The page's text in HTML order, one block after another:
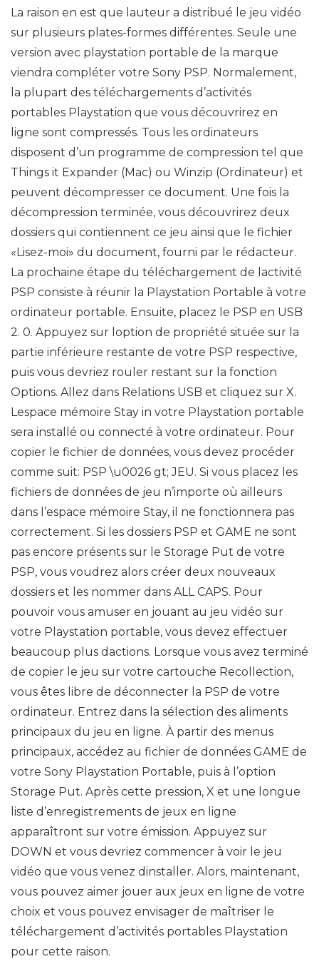
La raison en est que lauteur a distribué le jeu vidéo
sur plusieurs plates-formes différentes. Seule une
version avec playstation portable de la marque
viendra compléter votre Sony PSP. Normalement,
la plupart des téléchargements d’activités
portables Playstation que vous découvrirez en
ligne sont compressés. Tous les ordinateurs
disposent d’un programme de compression tel que
Things it Expander (Mac) ou Winzip (Ordinateur) et
peuvent décompresser ce document. Une fois la
décompression terminée, vous découvrirez deux
dossiers qui contiennent ce jeu ainsi que le fichier
«Lisez-moi» du document, fourni par le rédacteur.
La prochaine étape du téléchargement de lactivité
PSP consiste à réunir la Playstation Portable à votre
ordinateur portable. Ensuite, placez le PSP en USB
2. 0. Appuyez sur loption de propriété située sur la
partie inférieure restante de votre PSP respective,
puis vous devriez rouler restant sur la fonction
Options. Allez dans Relations USB et cliquez sur X.
Lespace mémoire Stay in votre Playstation portable
sera installé ou connecté à votre ordinateur. Pour
copier le fichier de données, vous devez procéder
comme suit: PSP \u0026 gt; JEU. Si vous placez les
fichiers de données de jeu n’importe où ailleurs
dans l’espace mémoire Stay, il ne fonctionnera pas
correctement. Si les dossiers PSP et GAME ne sont
pas encore présents sur le Storage Put de votre
PSP, vous voudrez alors créer deux nouveaux
dossiers et les nommer dans ALL CAPS. Pour
pouvoir vous amuser en jouant au jeu vidéo sur
votre Playstation portable, vous devez effectuer
beaucoup plus dactions. Lorsque vous avez terminé
de copier le jeu sur votre cartouche Recollection,
vous êtes libre de déconnecter la PSP de votre
ordinateur. Entrez dans la sélection des aliments
principaux du jeu en ligne. À partir des menus
principaux, accédez au fichier de données GAME de
votre Sony Playstation Portable, puis à l’option
Storage Put. Après cette pression, X et une longue
liste d’enregistrements de jeux en ligne
apparaîtront sur votre émission. Appuyez sur
DOWN et vous devriez commencer à voir le jeu
vidéo que vous venez dinstaller. Alors, maintenant,
vous pouvez aimer jouer aux jeux en ligne de votre
choix et vous pouvez envisager de maîtriser le
téléchargement d’activités portables Playstation
pour cette raison.